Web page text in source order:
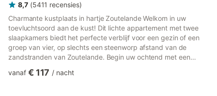
8,7 (5411 recensies)
Charmante kustplaats in hartje Zoutelande Welkom in uw
toevluchtsoord aan de kust! Dit lichte appartement met twee
slaapkamers biedt het perfecte verblijf voor een gezin of een
groep van vier, op slechts een steenworp afstand van de
zandstranden van Zoutelande. Begin uw ochtend met een
het zachte ruisen van de nabijgelegen zee. De gezellige
vanaf € 117 / nacht